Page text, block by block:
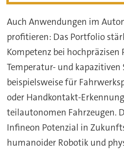
Auch Anwendungen im
profitieren: Das Portfolio
Kompetenz bei hochpräzisen
Temperatur- und kapazitiven
beispielsweise für
oder Handkontakt-
teilautonomen Fahrzeugen.
Infineon Potenzial in
humanoider Robotik und